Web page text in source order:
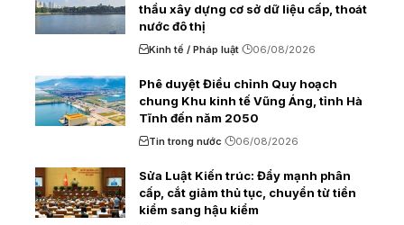
thầu xây dựng cơ sở dữ liệu cấp, thoát
nước đô thị
Kinh tế / Pháp luật 06/08/2026
Phê duyệt Điều chỉnh Quy hoạch
chung Khu kinh tế Vũng Áng, tỉnh Hà
Tĩnh đến năm 2050
Tin trong nước 06/08/2026
Sửa Luật Kiến trúc: Đẩy mạnh phân
cấp, cắt giảm thủ tục, chuyển từ tiền
kiểm sang hậu kiểm